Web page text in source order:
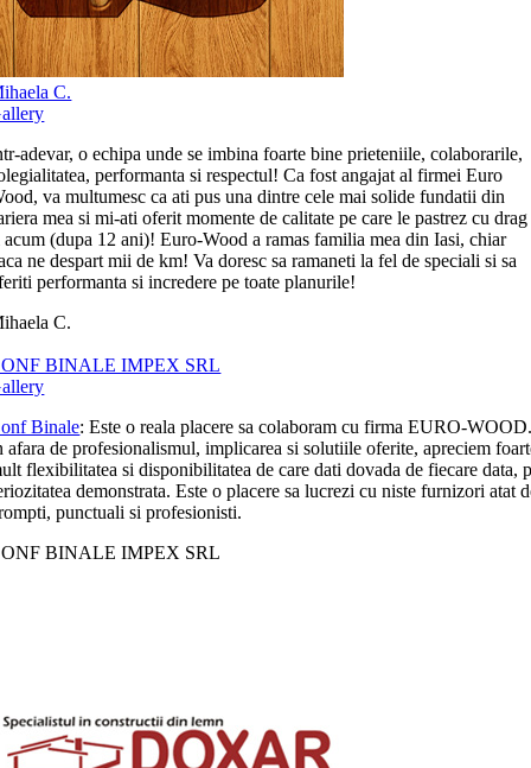
C.
adevar, o echipa unde se imbina foarte bine prieteniile, colaborarile,
performanta si respectul! Ca fost angajat al firmei Euro
va multumesc ca ati pus una dintre cele mai solide fundatii din
mea si mi-ati oferit momente de calitate pe care le pastrez cu drag
acum (dupa 12 ani)! Euro-Wood a ramas familia mea din Iasi, chiar
ne despart mii de km! Va doresc sa ramaneti la fel de speciali si sa
performanta si incredere pe toate planurile!
C.
BINALE IMPEX SRL
Binale: Este o reala placere sa colaboram cu firma EURO-
afara de profesionalismul, implicarea si solutiile oferite, apreciem
flexibilitatea si disponibilitatea de care dati dovada de fiecare data,
demonstrata. Este o placere sa lucrezi cu niste furnizori atat
punctuali si profesionisti.
BINALE IMPEX SRL